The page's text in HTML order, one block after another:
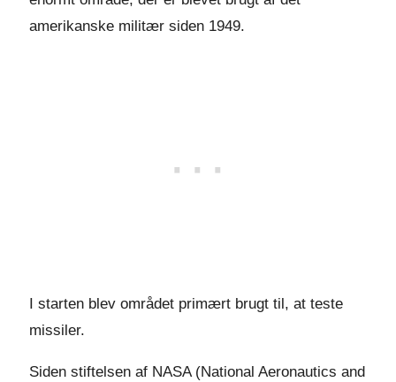
amerikanske militær siden 1949.
I starten blev området primært brugt til, at teste
missiler.
Siden stiftelsen af NASA (National Aeronautics and